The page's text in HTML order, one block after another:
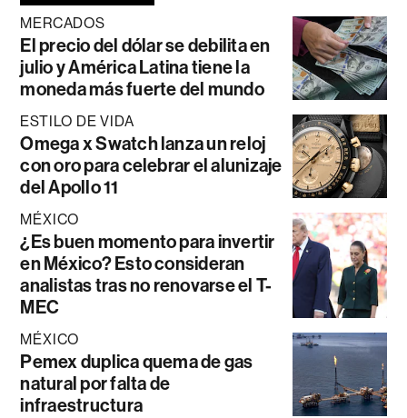
MERCADOS
El precio del dólar se debilita en
julio y América Latina tiene la
moneda más fuerte del mundo
ESTILO DE VIDA
Omega x Swatch lanza un reloj
con oro para celebrar el alunizaje
del Apollo 11
MÉXICO
¿Es buen momento para invertir
en México? Esto consideran
analistas tras no renovarse el T-
MEC
MÉXICO
Pemex duplica quema de gas
natural por falta de
infraestructura